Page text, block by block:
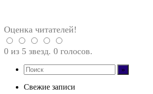
Оценка читателей!
0 из 5 звезд. 0 голосов.
Свежие записи